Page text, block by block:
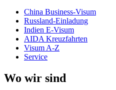
China Business-Visum
Russland-Einladung
Indien E-Visum
AIDA Kreuzfahrten
Visum A-Z
Service
Wo wir sind